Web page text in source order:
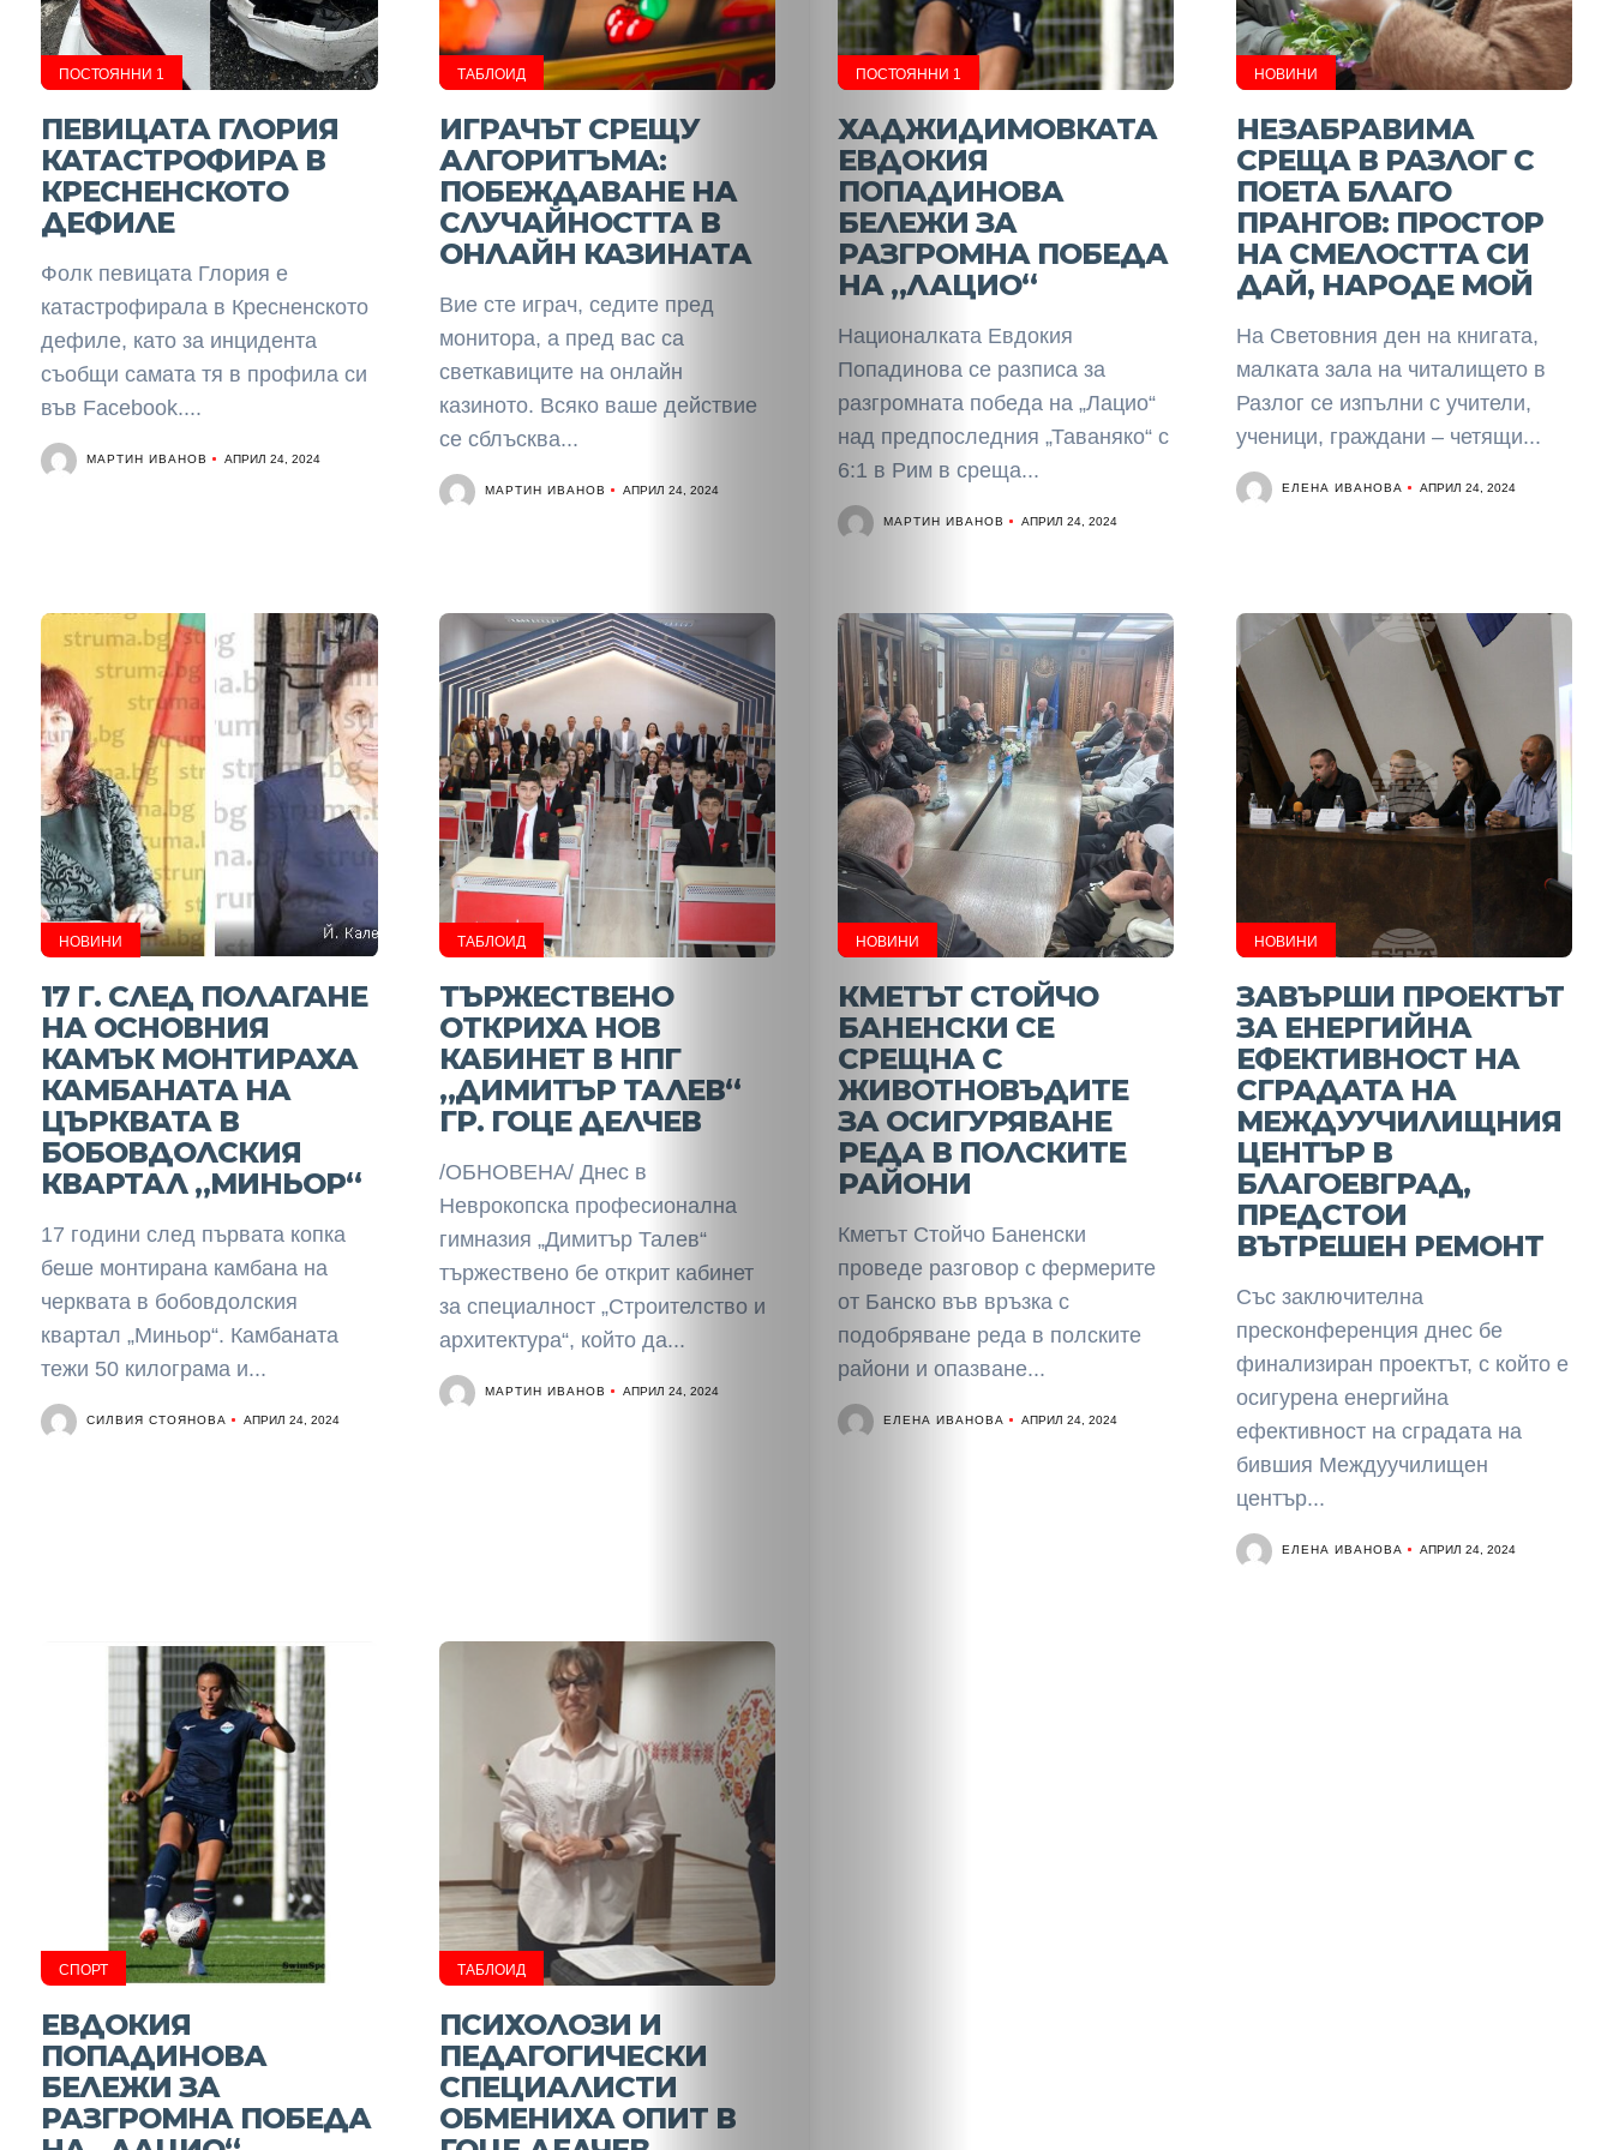
НАЧАЛО
Политика
Разследване
Скандали
Култура
Светско
Новини
Search
ПОСТОЯННИ 1
ПЕВИЦАТА ГЛОРИЯ
КАТАСТРОФИРА В
КРЕСНЕНСКОТО
ДЕФИЛЕ
Фолк певицата Глория е
катастрофирала в Кресненското
дефиле, като за инцидента
съобщи самата тя в профила си
във Facebook....
МАРТИН ИВАНОВ АПРИЛ 24, 2024
ТАБЛОИД
ИГРАЧЪТ СРЕЩУ
АЛГОРИТЪМА:
ПОБЕЖДАВАНЕ НА
СЛУЧАЙНОСТТА В
ОНЛАЙН КАЗИНАТА
Вие сте играч, седите пред
монитора, а пред вас са
светкавиците на онлайн
казиното. Всяко ваше действие
се сблъсква...
МАРТИН ИВАНОВ АПРИЛ 24, 2024
ПОСТОЯННИ 1
ХАДЖИДИМОВКАТА
ЕВДОКИЯ
ПОПАДИНОВА
БЕЛЕЖИ ЗА
РАЗГРОМНА ПОБЕДА
НА „ЛАЦИО“
Националката Евдокия
Попадинова се разписа за
разгромната победа на „Лацио“
над предпоследния „Таваняко“ с
6:1 в Рим в среща...
МАРТИН ИВАНОВ АПРИЛ 24, 2024
НОВИНИ
НЕЗАБРАВИМА
СРЕЩА В РАЗЛОГ С
ПОЕТА БЛАГО
ПРАНГОВ: ПРОСТОР
НА СМЕЛОСТТА СИ
ДАЙ, НАРОДЕ МОЙ
На Световния ден на книгата,
малката зала на читалището в
Разлог се изпълни с учители,
ученици, граждани – четящи...
ЕЛЕНА ИВАНОВА АПРИЛ 24, 2024
НОВИНИ
17 Г. СЛЕД ПОЛАГАНЕ
НА ОСНОВНИЯ
КАМЪК МОНТИРАХА
КАМБАНАТА НА
ЦЪРКВАТА В
БОБОВДОЛСКИЯ
КВАРТАЛ „МИНЬОР“
17 години след първата копка
беше монтирана камбана на
черквата в бобовдолския
квартал „Миньор“. Камбаната
тежи 50 килограма и...
СИЛВИЯ СТОЯНОВА АПРИЛ 24, 2024
ТАБЛОИД
ТЪРЖЕСТВЕНО
ОТКРИХА НОВ
КАБИНЕТ В НПГ
„ДИМИТЪР ТАЛЕВ“
ГР. ГОЦЕ ДЕЛЧЕВ
/ОБНОВЕНА/ Днес в
Неврокопска професионална
гимназия „Димитър Талев“
тържествено бе открит кабинет
за специалност „Строителство и
архитектура“, който да...
МАРТИН ИВАНОВ АПРИЛ 24, 2024
НОВИНИ
КМЕТЪТ СТОЙЧО
БАНЕНСКИ СЕ
СРЕЩНА С
ЖИВОТНОВЪДИТЕ
ЗА ОСИГУРЯВАНЕ
РЕДА В ПОЛСКИТЕ
РАЙОНИ
Кметът Стойчо Баненски
проведе разговор с фермерите
от Банско във връзка с
подобряване реда в полските
райони и опазване...
ЕЛЕНА ИВАНОВА АПРИЛ 24, 2024
НОВИНИ
ЗАВЪРШИ ПРОЕКТЪТ
ЗА ЕНЕРГИЙНА
ЕФЕКТИВНОСТ НА
СГРАДАТА НА
МЕЖДУУЧИЛИЩНИЯ
ЦЕНТЪР В
БЛАГОЕВГРАД,
ПРЕДСТОИ
ВЪТРЕШЕН РЕМОНТ
Със заключителна
пресконференция днес бе
финализиран проектът, с който е
осигурена енергийна
ефективност на сградата на
бившия Междуучилищен
център...
ЕЛЕНА ИВАНОВА АПРИЛ 24, 2024
СПОРТ
ЕВДОКИЯ
ПОПАДИНОВА
БЕЛЕЖИ ЗА
РАЗГРОМНА ПОБЕДА
ТАБЛОИД
ПСИХОЛОЗИ И
ПЕДАГОГИЧЕСКИ
СПЕЦИАЛИСТИ
ОБМЕНИХА ОПИТ В